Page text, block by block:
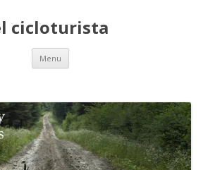
cicloturista
Menu Skip to content